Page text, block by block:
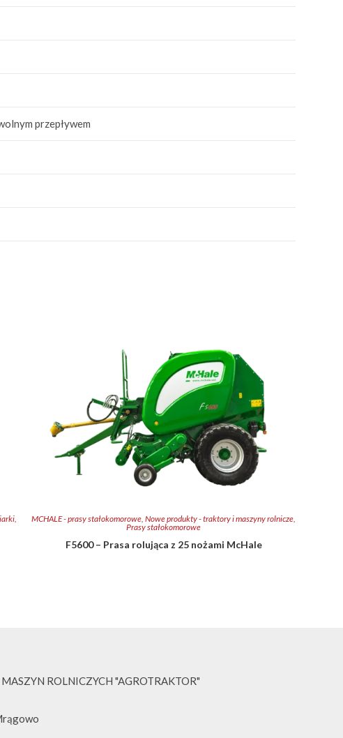
przepływem
,
MCHALE - prasy stałokomorowe ,Nowe produkty - traktory i maszyny rolnicze
Prasy stałokomorowe
F5600 – Prasa rolująca z 25 nożami McHale
ROLNICZYCH "AGROTRAKTOR"